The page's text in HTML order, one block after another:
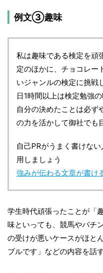
例文③趣味
私は趣味である検定を頑
定のほかに、チョコレー
いジャンルの検定に挑戦
日1時間以上は検定勉強
自分の決めたことは必ず
の力を活かして御社でも
自己PRがうまく書けな
用しましょう
強みが伝わる文章が書け
学生時代頑張ったことが「
味といっても、競馬やパチ
の受けが悪いケースがほと
ブルです」などの内容を話